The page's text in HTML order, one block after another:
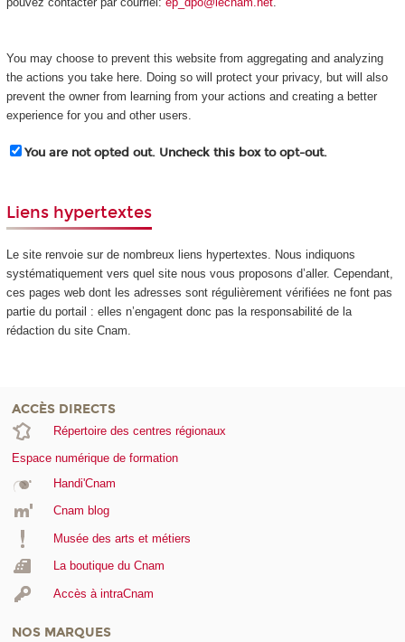
You may choose to prevent this website from aggregating and analyzing
the actions you take here. Doing so will protect your privacy, but will also
prevent the owner from learning from your actions and creating a better
experience for you and other users.
You are not opted out. Uncheck this box to opt-out.
Liens hypertextes
Le site renvoie sur de nombreux liens hypertextes. Nous indiquons
systématiquement vers quel site nous vous proposons d’aller. Cependant,
ces pages web dont les adresses sont régulièrement vérifiées ne font pas
partie du portail : elles n’engagent donc pas la responsabilité de la
rédaction du site Cnam.
ACCÈS DIRECTS
Répertoire des centres régionaux
Espace numérique de formation
Handi'Cnam
Cnam blog
Musée des arts et métiers
La boutique du Cnam
Accès à intraCnam
NOS MARQUES